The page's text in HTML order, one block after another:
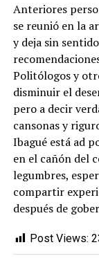
Anteriores
se reunió en la
y deja sin
Politólogos y
disminuir el
pero a decir
cansonas y
Ibagué está ad
en el cañón del
legumbres,
compartir
después de
Post Views: